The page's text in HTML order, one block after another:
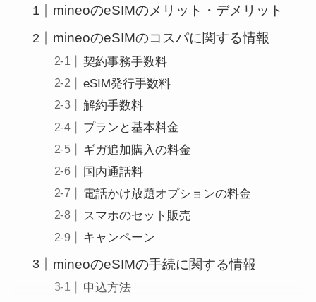
mineoのeSIMのメリット・デメリット
mineoのeSIMのコスパに関する情報
契約事務手数料
eSIM発行手数料
解約手数料
プランと基本料金
ギガ追加購入の料金
国内通話料
電話かけ放題オプションの料金
スマホのセット販売
キャンペーン
mineoのeSIMの手続に関する情報
申込方法